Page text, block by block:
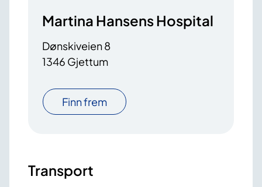
Martina Hansens Hospital
Dønskiveien 8
1346 Gjettum
Finn frem
Transport